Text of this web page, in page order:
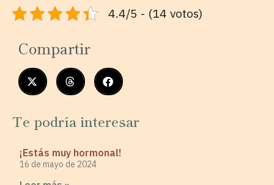
4.4/5 - (14 votos)
Compartir
Te podría interesar
¡Estás muy hormonal!
16 de mayo de 2024